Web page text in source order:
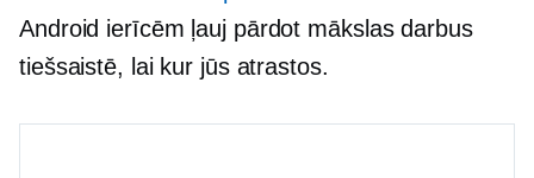
Android ierīcēm ļauj pārdot mākslas darbus
tiešsaistē, lai kur jūs atrastos.